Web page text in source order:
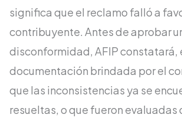
significa que el reclamo falló a
contribuyente. Antes de aprobar
disconformidad, AFIP constatará,
documentación brindada por el
que las inconsistencias ya se
resueltas, o que fueron evaluadas